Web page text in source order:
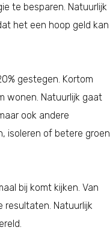
te besparen. Natuurlijk
het een hoop geld kan
gestegen. Kortom
wonen. Natuurlijk gaat
ook andere
isoleren of betere groen
bij komt kijken. Van
resultaten. Natuurlijk